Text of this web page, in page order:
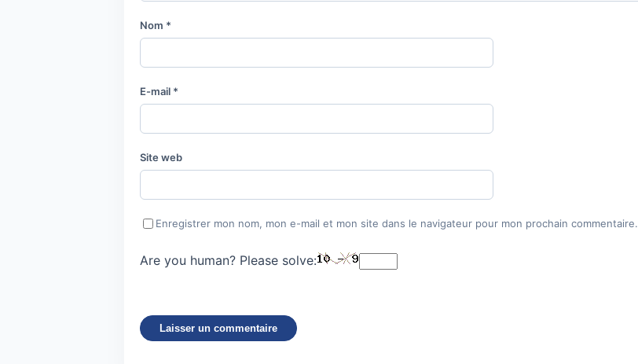
Nom *
E-mail *
Site web
Enregistrer mon nom, mon e-mail et mon site dans le navigateur pour mon prochain commentaire.
Are you human? Please solve: